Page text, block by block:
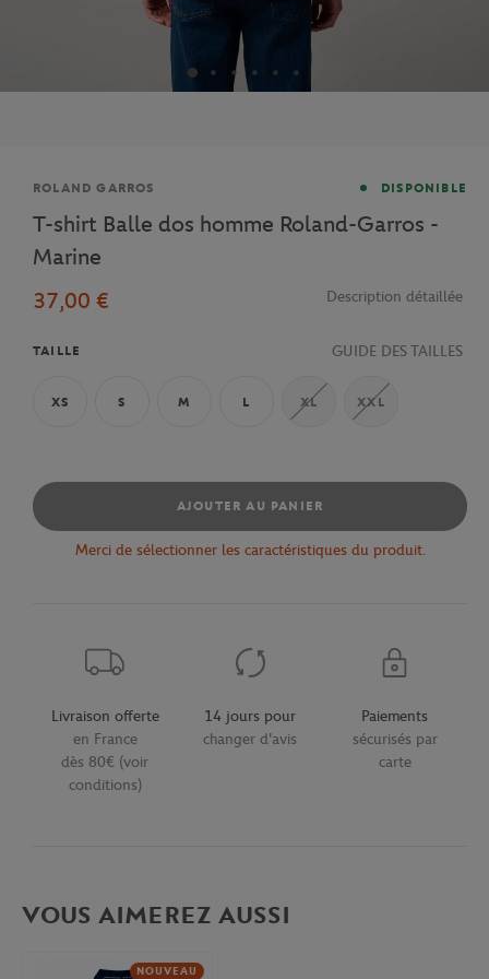
Marque
ROLAND GARROS DISPONIBLE
T-shirt Balle dos homme Roland-Garros -
Marine
37,00 €
Description détaillée
TAILLE GUIDE DES TAILLES
XS S M L XL XXL
AJOUTER AU PANIER
Merci de sélectionner les caractéristiques du produit.
Livraison offerte
en France
dès 80€ (voir
conditions)
14 jours pour
changer d'avis
Paiements
sécurisés par
carte
VOUS AIMEREZ AUSSI
NOUVEAU